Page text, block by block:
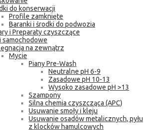
do konserwacji
Profile zamknięte
Baranki i środki do podwozia
i Preparaty czyszczące
samochodowe
na zewnątrz
Mycie
Piany Pre-Wash
Neutralne pH 6-9
Zasadowe pH 10-13
Wysoko zasadowe pH >13
Szampony
Silna chemia czyszcząca (APC)
Usuwanie smoły i kleju
Usuwanie osadów metalicznych, pyłu
z klocków hamulcowych